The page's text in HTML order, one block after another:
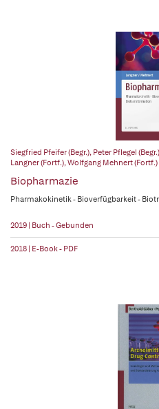
Siegfried Pfeifer (Begr.), Peter Pflegel (Begr.)
Langner (Fortf.),Wolfgang Mehnert (Fortf.)
Biopharmazie
Pharmakokinetik - Bioverfügbarkeit -
2019 | Buch - Gebunden
2018 | E-Book - PDF